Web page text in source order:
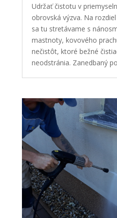
Udržať čistotu v
obrovská výzva. Na
sa tu stretávame s
mastnoty, kovového
nečistôt, ktoré bežné
neodstránia. Zanedbaný